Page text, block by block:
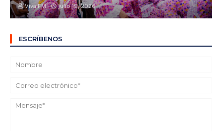
Viva FM julio 19, 2026
ESCRÍBENOS